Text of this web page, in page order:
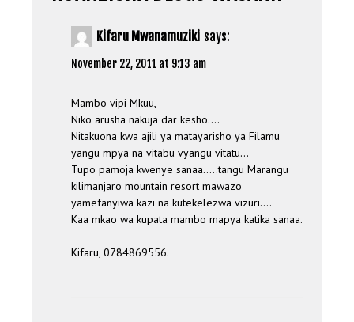
Kifaru Mwanamuziki says:
November 22, 2011 at 9:13 am
Mambo vipi Mkuu,
Niko arusha nakuja dar kesho….
Nitakuona kwa ajili ya matayarisho ya Filamu
yangu mpya na vitabu vyangu vitatu…
Tupo pamoja kwenye sanaa…..tangu Marangu
kilimanjaro mountain resort mawazo
yamefanyiwa kazi na kutekelezwa vizuri….
Kaa mkao wa kupata mambo mapya katika sanaa.
Kifaru, 0784869556.